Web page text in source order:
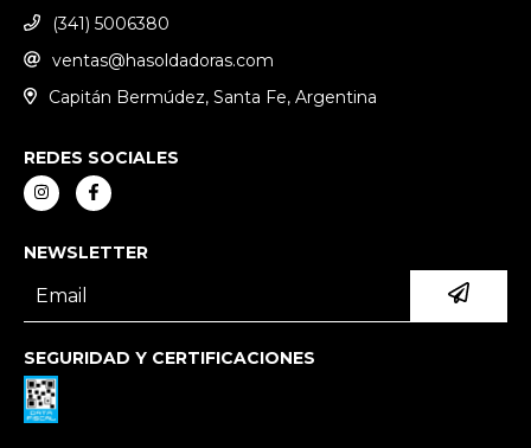
(341) 5006380
ventas@hasoldadoras.com
Capitán Bermúdez, Santa Fe, Argentina
REDES SOCIALES
NEWSLETTER
SEGURIDAD Y CERTIFICACIONES